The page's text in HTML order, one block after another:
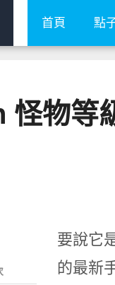
首頁 點
怪物等
要說它
的最新